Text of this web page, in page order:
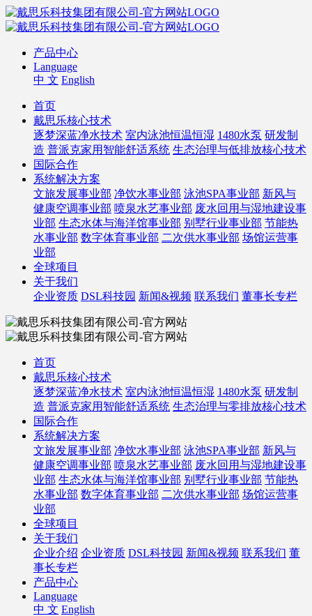
产品中心
Language
中 文 English
首页
戴思乐核心技术
逐梦深蓝净水技术 室内泳池恒温恒湿 1480水泵 研发制
造 普派克家用智能舒适系统 生态治理与低排放核心技术
国际合作
系统解决方案
文旅发展事业部 净饮水事业部 泳池SPA事业部 新风与
健康空调事业部 喷泉水艺事业部 废水回用与湿地建设事
业部 生态水体与海洋馆事业部 别墅行业事业部 节能热
水事业部 数字体育事业部 二次供水事业部 场馆运营事
业部
全球项目
关于我们
企业资质 DSL科技园 新闻&视频 联系我们 董事长专栏
首页
戴思乐核心技术
逐梦深蓝净水技术 室内泳池恒温恒湿 1480水泵 研发制
造 普派克家用智能舒适系统 生态治理与零排放核心技术
国际合作
系统解决方案
文旅发展事业部 净饮水事业部 泳池SPA事业部 新风与
健康空调事业部 喷泉水艺事业部 废水回用与湿地建设事
业部 生态水体与海洋馆事业部 别墅行业事业部 节能热
水事业部 数字体育事业部 二次供水事业部 场馆运营事
业部
全球项目
关于我们
企业介绍 企业资质 DSL科技园 新闻&视频 联系我们 董
事长专栏
产品中心
Language
中 文 English